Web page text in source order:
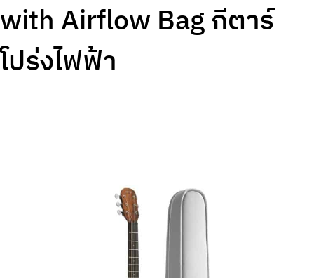
with Airflow Bag กีตาร์
โปร่งไฟฟ้า